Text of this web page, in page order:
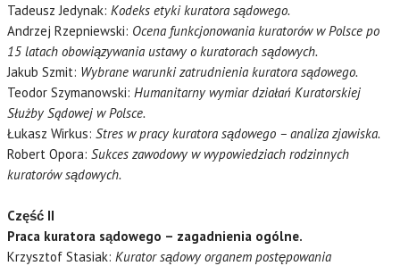
Tadeusz Jedynak: Kodeks etyki kuratora sądowego.
Andrzej Rzepniewski: Ocena funkcjonowania kuratorów w Polsce po
15 latach obowiązywania ustawy o kuratorach sądowych.
Jakub Szmit: Wybrane warunki zatrudnienia kuratora sądowego.
Teodor Szymanowski: Humanitarny wymiar działań Kuratorskiej
Służby Sądowej w Polsce.
Łukasz Wirkus: Stres w pracy kuratora sądowego – analiza zjawiska.
Robert Opora: Sukces zawodowy w wypowiedziach rodzinnych
kuratorów sądowych.
Część II
Praca kuratora sądowego – zagadnienia ogólne.
Krzysztof Stasiak: Kurator sądowy organem postępowania